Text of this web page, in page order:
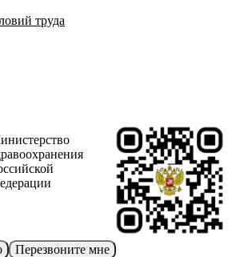
труда
Перезвоните мне